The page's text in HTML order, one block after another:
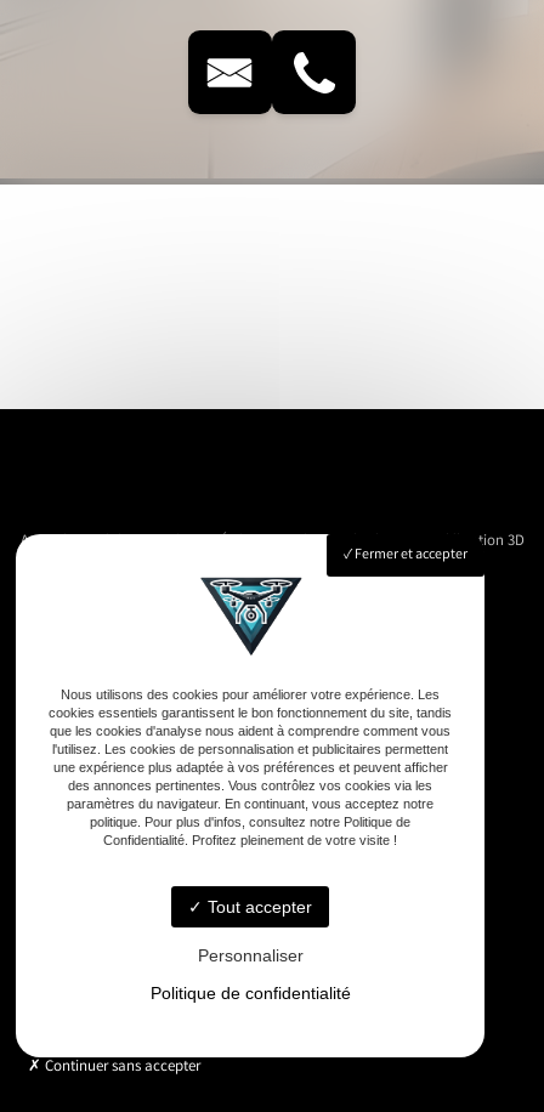
Accueil Suivi de chantier
Modélisation 3D
Contact
Adresse
33590 Vensac
Téléphone
06 33 48 35 75
Email
contact@gd-drones-services.fr
Horaires
Fermer et accepter
Nous utilisons des cookies pour améliorer votre expérience. Les
cookies essentiels garantissent le bon fonctionnement du site, tandis
que les cookies d'analyse nous aident à comprendre comment vous
l'utilisez. Les cookies de personnalisation et publicitaires permettent
une expérience plus adaptée à vos préférences et peuvent afficher
des annonces pertinentes. Vous contrôlez vos cookies via les
paramètres du navigateur. En continuant, vous acceptez notre
politique. Pour plus d'infos, consultez notre Politique de
Confidentialité. Profitez pleinement de votre visite !
Tout accepter
Personnaliser
Politique de confidentialité
Continuer sans accepter